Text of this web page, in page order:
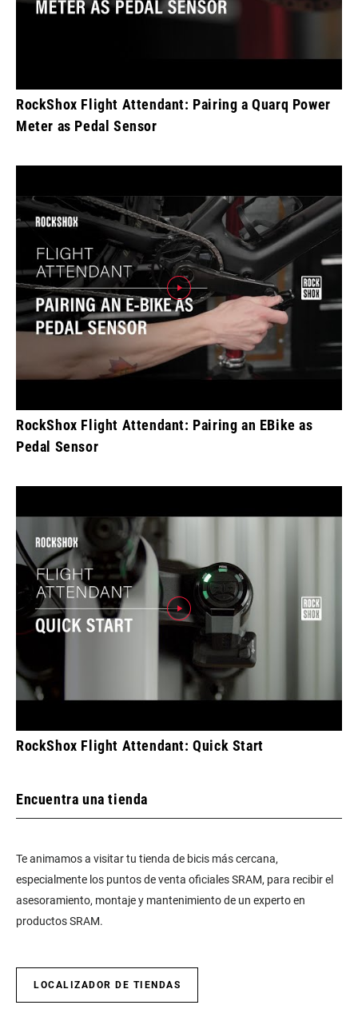
RockShox Flight Attendant: Pairing a Quarq Power
Meter as Pedal Sensor
RockShox Flight Attendant: Pairing an EBike as
Pedal Sensor
RockShox Flight Attendant: Quick Start
Encuentra una tienda
Te animamos a visitar tu tienda de bicis más cercana,
especialmente los puntos de venta oficiales SRAM, para recibir el
asesoramiento, montaje y mantenimiento de un experto en
productos SRAM.
LOCALIZADOR DE TIENDAS